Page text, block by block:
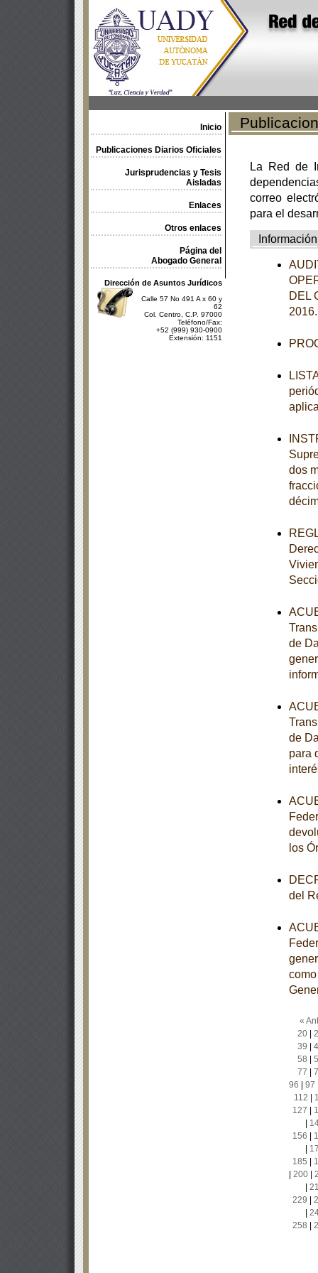
Inicio
Publicaciones Diarios Oficiales
Jurisprudencias y Tesis
Aisladas
Enlaces
Otros enlaces
Página del
Abogado General
Dirección de Asuntos Jurídicos
Calle 57 No 491 A x 60 y
62
Col. Centro, C.P. 97000
Teléfono/Fax:
+52 (999) 930-0900
Extensión: 1151
La Red de
correo
para el
Información
DEL
dos
de
de
para
los
del
«
20|
39
58
77
96
97
112
127
156
185
200|
229
258